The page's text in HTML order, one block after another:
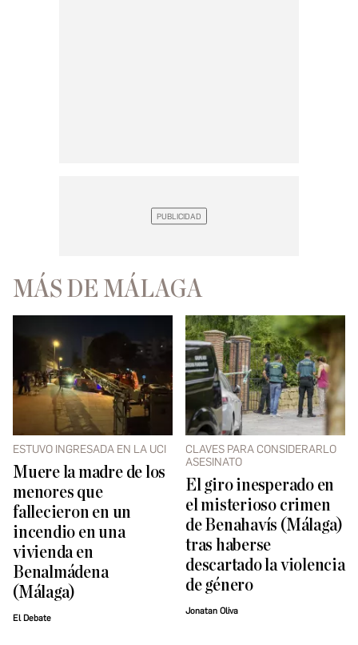
MÁS DE MÁLAGA
ESTUVO INGRESADA EN LA UCI
Muere la madre de los
menores que
fallecieron en un
incendio en una
vivienda en
Benalmádena
(Málaga)
El Debate
CLAVES PARA CONSIDERARLO
ASESINATO
El giro inesperado en
el misterioso crimen
de Benahavís (Málaga)
tras haberse
descartado la violencia
de género
Jonatan Oliva